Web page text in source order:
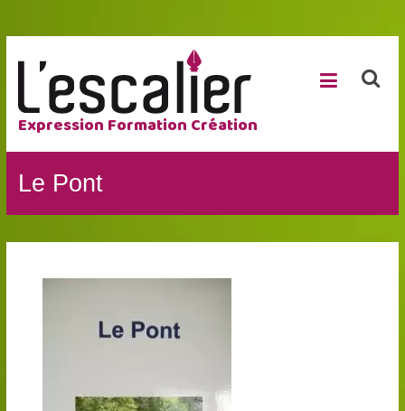
Expression Formation Création
Le Pont